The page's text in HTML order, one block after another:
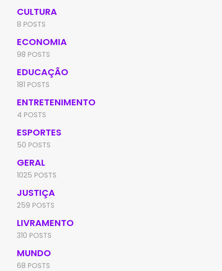
CULTURA
8 POSTS
ECONOMIA
98 POSTS
EDUCAÇÃO
181 POSTS
ENTRETENIMENTO
4 POSTS
ESPORTES
50 POSTS
GERAL
1025 POSTS
JUSTIÇA
259 POSTS
LIVRAMENTO
310 POSTS
MUNDO
68 POSTS